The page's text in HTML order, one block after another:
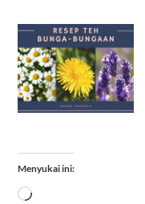
Menyukai ini:
Memuat...